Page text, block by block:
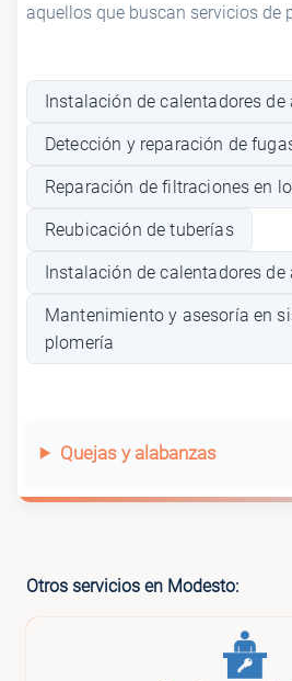
aquellos que buscan servicios de
Instalación de calentadores de
Detección y reparación de
Reparación de filtraciones en
Reubicación de tuberías
Instalación de calentadores
Mantenimiento y asesoría en
plomería
Quejas y alabanzas
Otros servicios en Modesto: